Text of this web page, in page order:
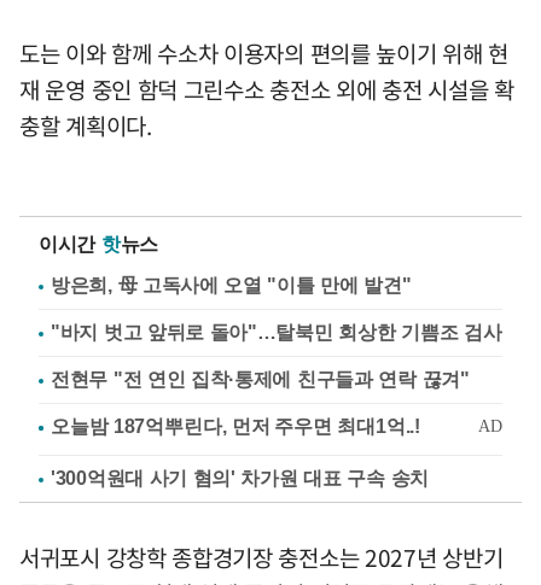
도는 이와 함께 수소차 이용자의 편의를 높이기 위해 현
재 운영 중인 함덕 그린수소 충전소 외에 충전 시설을 확
충할 계획이다.
이시간 핫뉴스
방은희, 母 고독사에 오열 "이틀 만에 발견"
"바지 벗고 앞뒤로 돌아"…탈북민 회상한 기쁨조 검사
전현무 "전 연인 집착·통제에 친구들과 연락 끊겨"
'300억원대 사기 혐의' 차가원 대표 구속 송치
서귀포시 강창학 종합경기장 충전소는 2027년 상반기